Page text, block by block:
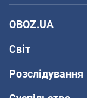
OBOZ.UA
Світ
Розслідування